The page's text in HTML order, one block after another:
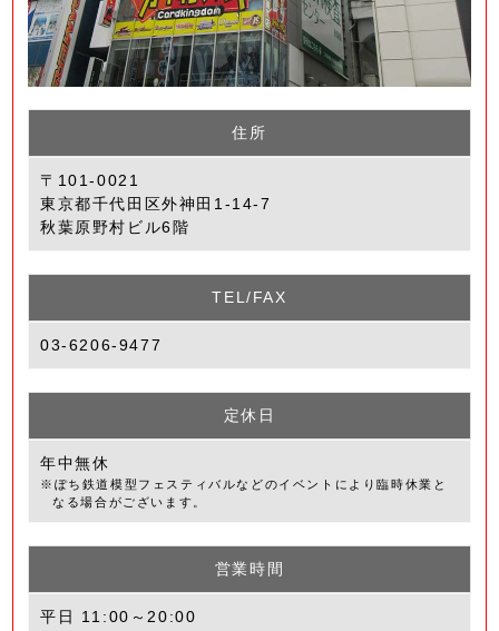
住所
〒101-0021
東京都千代田区外神田1-14-7
秋葉原野村ビル6階
TEL/FAX
03-6206-9477
定休日
年中無休
※ぽち鉄道模型フェスティバルなどのイベントにより臨時休業と
なる場合がございます。
営業時間
平日 11:00～20:00